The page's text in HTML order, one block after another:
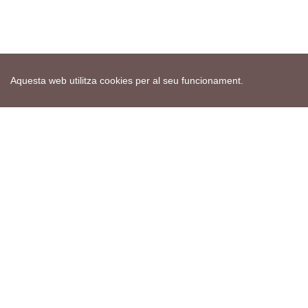
Aquesta web utilitza cookies per al seu funcionament.